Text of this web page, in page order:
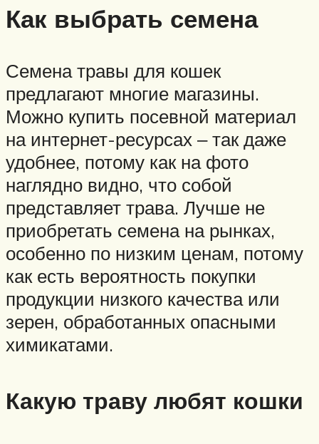
Как выбрать семена
Семена травы для кошек
предлагают многие магазины.
Можно купить посевной материал
на интернет-ресурсах ‒ так даже
удобнее, потому как на фото
наглядно видно, что собой
представляет трава. Лучше не
приобретать семена на рынках,
особенно по низким ценам, потому
как есть вероятность покупки
продукции низкого качества или
зерен, обработанных опасными
химикатами.
Какую траву любят кошки